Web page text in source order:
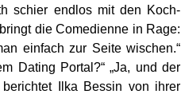
schier endlos mit den Koch-
die Comedienne in Rage:
einfach zur Seite wischen.“
Dating Portal?“ „Ja, und der
Ilka Bessin von ihrer